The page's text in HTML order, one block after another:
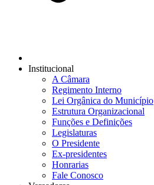
Institucional
A Câmara
Regimento Interno
Lei Orgânica do Município
Estrutura Organizacional
Funções e Definições
Legislaturas
O Presidente
Ex-presidentes
Honrarias
Fale Conosco